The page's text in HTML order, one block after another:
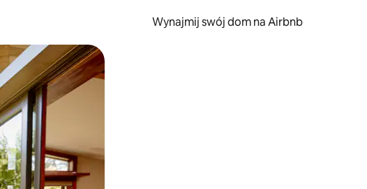
Wynajmij swój dom na Airbnb